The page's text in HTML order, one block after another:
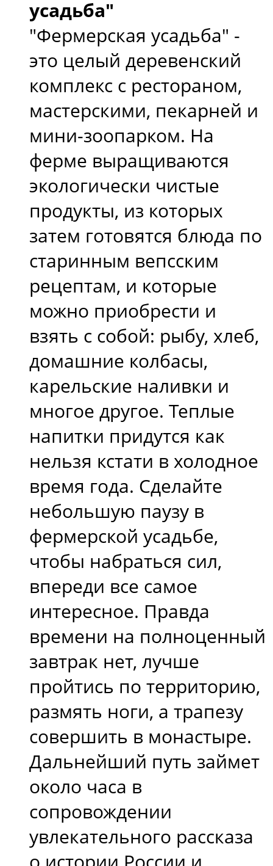
усадьба"
"Фермерская усадьба" -
это целый деревенский
комплекс с рестораном,
мастерскими, пекарней и
мини-зоопарком. На
ферме выращиваются
экологически чистые
продукты, из которых
затем готовятся блюда по
старинным вепсским
рецептам, и которые
можно приобрести и
взять с собой: рыбу, хлеб,
домашние колбасы,
карельские наливки и
многое другое. Теплые
напитки придутся как
нельзя кстати в холодное
время года. Сделайте
небольшую паузу в
фермерской усадьбе,
чтобы набраться сил,
впереди все самое
интересное. Правда
времени на полноценный
завтрак нет, лучше
пройтись по территорию,
размять ноги, а трапезу
совершить в монастыре.
Дальнейший путь займет
около часа в
сопровождении
увлекательного рассказа